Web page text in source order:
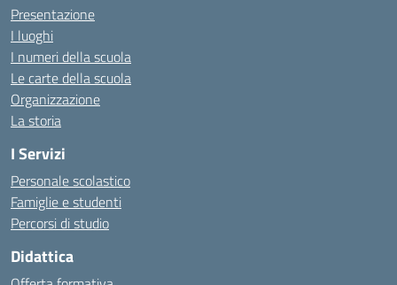
Presentazione
I luoghi
I numeri della scuola
Le carte della scuola
Organizzazione
La storia
I Servizi
Personale scolastico
Famiglie e studenti
Percorsi di studio
Didattica